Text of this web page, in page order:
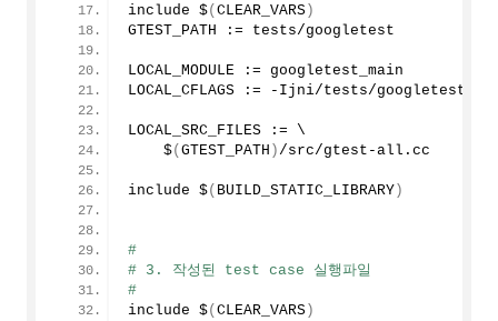
include $( CLEAR_VARS )
GTEST_PATH := tests/googletest
LOCAL_MODULE := googletest_main
LOCAL_CFLAGS := -Ijni/tests/
LOCAL_SRC_FILES := \
    $
( GTEST_PATH ) /src/gtest-all.cc
include $( BUILD_STATIC_LIBRARY )
#
# 3. 작성된 test case 실행파일
#
include $( CLEAR_VARS )